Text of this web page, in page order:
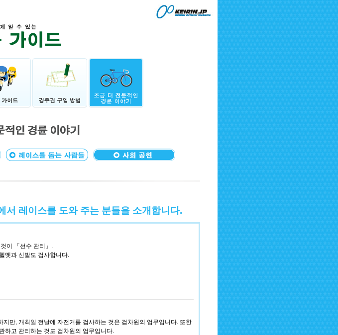
서 레이스를 도와 주는 분들을 소개합니다.
이 「선수 관리」.
멧과 신발도 검사합니다.
만, 개최일 전날에 자전거를 검사하는 것은 검차원의 업무입니다. 또한
하고 관리하는 것도 검차원의 업무입니다.